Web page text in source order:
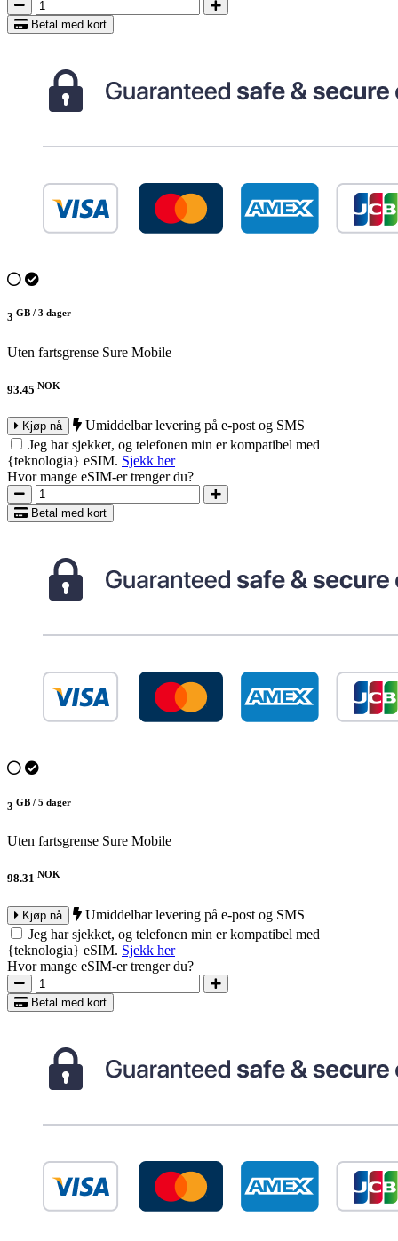
Betal med kort
3 GB / 3 dager
Uten fartsgrense Sure Mobile
93.45 NOK
Kjøp nå
Umiddelbar levering på e-post og SMS
Jeg har sjekket, og telefonen min er kompatibel med
{teknologia} eSIM. Sjekk her
Hvor mange eSIM-er trenger du?
Betal med kort
3 GB / 5 dager
Uten fartsgrense Sure Mobile
98.31 NOK
Kjøp nå
Umiddelbar levering på e-post og SMS
Jeg har sjekket, og telefonen min er kompatibel med
{teknologia} eSIM. Sjekk her
Hvor mange eSIM-er trenger du?
Betal med kort